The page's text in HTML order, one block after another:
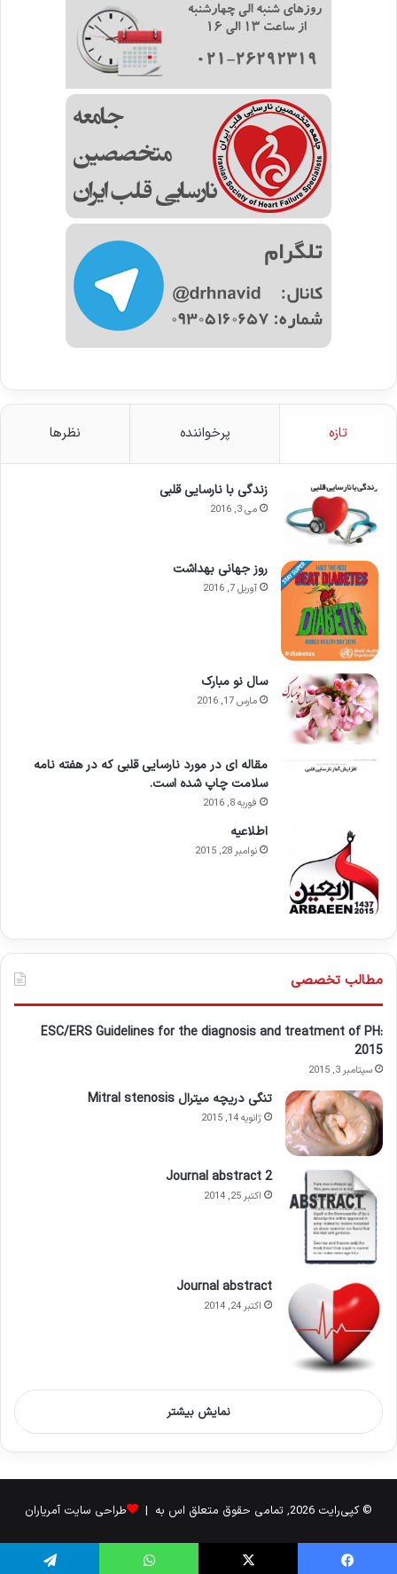
تازه پرخواننده نظرها
زندگی با نارسایی قلبی
می 3, 2016
روز جهانی بهداشت
آوریل 7, 2016
سال نو مبارک
مارس 17, 2016
مقاله ای در مورد نارسایی قلبی که در هفته نامه
سلامت چاپ شده است.
فوریه 8, 2016
اطلاعيه
نوامبر 28, 2015
مطالب تخصصی
ESC/ERS Guidelines for the diagnosis and treatment of PH:
2015
سپتامبر 3, 2015
تنگی دریچه میترال Mitral stenosis
ژانویه 14, 2015
Journal abstract 2
اکتبر 25, 2014
Journal abstract
اکتبر 24, 2014
نمایش بیشتر
© کپی‌رایت 2026, تمامی حقوق متعلق اس به | طراحی سایت آمریاران